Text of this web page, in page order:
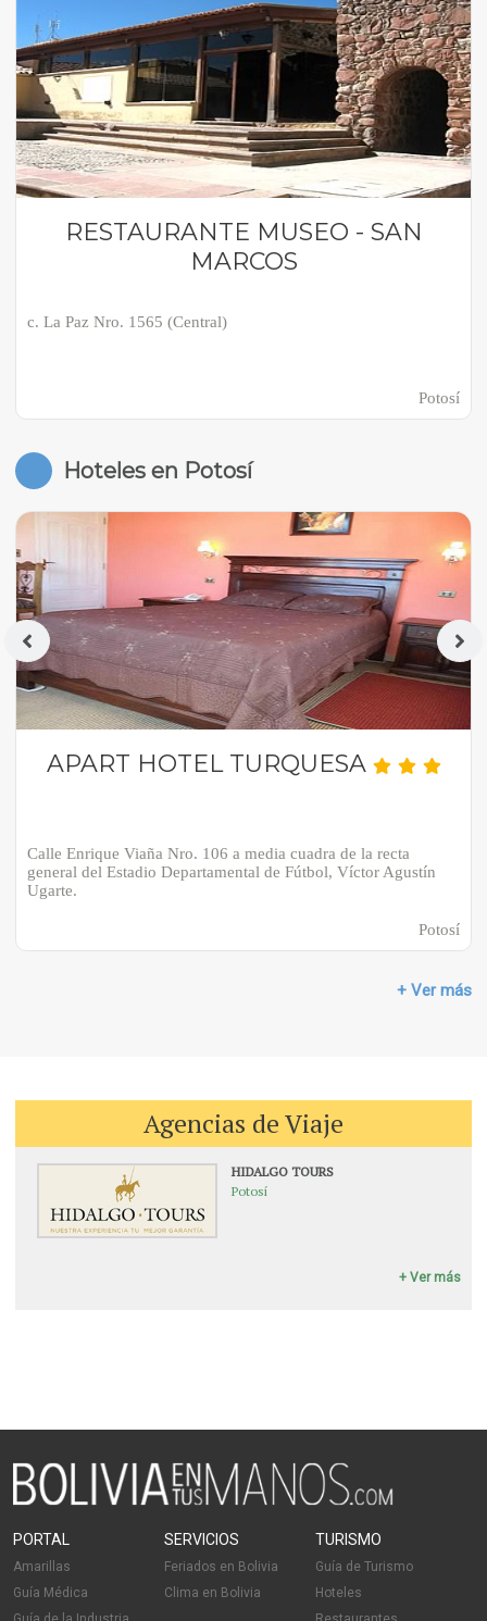
RESTAURANTE MUSEO - SAN
MARCOS
c. La Paz Nro. 1565 (Central)
Potosí
Hoteles en Potosí
APART HOTEL TURQUESA
Calle Enrique Viaña Nro. 106 a media cuadra de la recta
general del Estadio Departamental de Fútbol, Víctor Agustín
Ugarte.
Potosí
+ Ver más
Agencias de Viaje
HIDALGO TOURS
Potosí
+ Ver más
PORTAL
Amarillas
Guía Médica
SERVICIOS
Feriados en Bolivia
Clima en Bolivia
TURISMO
Guía de Turismo
Hoteles